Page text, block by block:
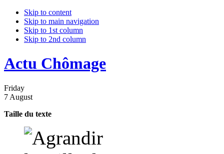
Skip to content
Skip to main navigation
Skip to 1st column
Skip to 2nd column
Actu Chômage
Friday
7 August
Taille du texte